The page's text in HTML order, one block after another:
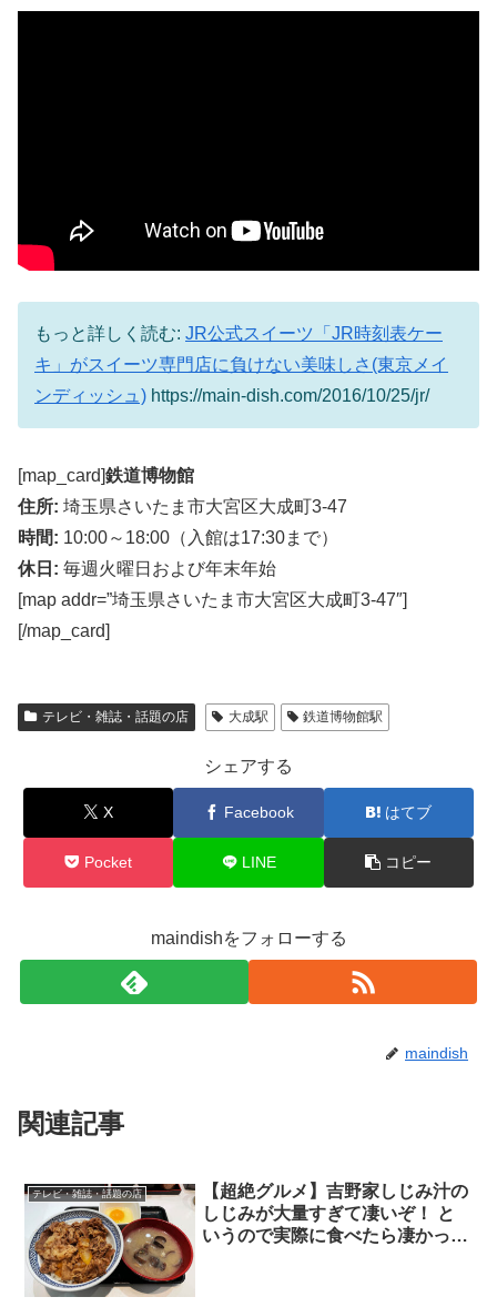
もっと詳しく読む: JR公式スイーツ「JR時刻表ケー
キ」がスイーツ専門店に負けない美味しさ(東京メイ
ンディッシュ) https://main-dish.com/2016/10/25/jr/
[map_card]鉄道博物館
住所: 埼玉県さいたま市大宮区大成町3-47
時間: 10:00～18:00（入館は17:30まで）
休日: 毎週火曜日および年末年始
[map addr=”埼玉県さいたま市大宮区大成町3-47″]
[/map_card]
テレビ・雑誌・話題の店 大成駅 鉄道博物館駅
シェアする
X Facebook はてブ
Pocket LINE コピー
maindishをフォローする
maindish
関連記事
テレビ・雑誌・話題の店
【超絶グルメ】吉野家しじみ汁の
しじみが大量すぎて凄いぞ！ と
いうので実際に食べたら凄かった